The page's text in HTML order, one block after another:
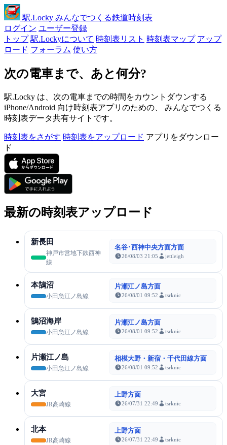
駅.Locky みんなでつくる鉄道時刻表
ログイン ユーザー登録
トップ 駅.Lockyについて 時刻表リスト 時刻表マップ アップ
ロード フォーラム 使い方
次の電車まで、あと何分?
駅.Locky は、次の電車までの時間をカウントダウンする
iPhone/Android 向け時刻表アプリのための、 みんなでつくる
時刻表データ共有サイトです。
時刻表をさがす 時刻表をアップロード アプリをダウンロー
ド
最新の時刻表アップロード
新長田
神戸市営地下鉄西神
線
名谷･西神中央方面方面
26/08/03 21:05 jettleigh
本鵠沼
小田急江ノ島線
片瀬江ノ島方面
26/08/01 09:52 tsrknic
鵠沼海岸
小田急江ノ島線
片瀬江ノ島方面
26/08/01 09:52 tsrknic
片瀬江ノ島
小田急江ノ島線
相模大野・新宿・千代田線方面
26/08/01 09:52 tsrknic
大宮
JR高崎線
上野方面
26/07/31 22:49 tsrknic
北本
JR高崎線
上野方面
26/07/31 22:49 tsrknic